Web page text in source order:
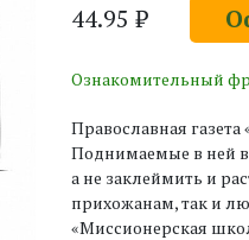
44.95 ₽
Ознакомительный
Православная
Поднимаемые в ней
а не заклеймить и
прихожанам, так и
«Миссионерская